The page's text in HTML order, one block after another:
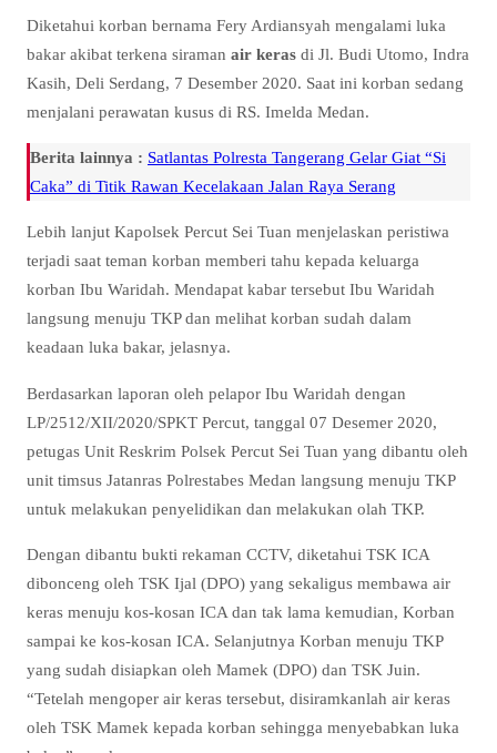
Diketahui korban bernama Fery Ardiansyah mengalami luka
bakar akibat terkena siraman air keras di Jl. Budi Utomo, Indra
Kasih, Deli Serdang, 7 Desember 2020. Saat ini korban sedang
menjalani perawatan kusus di RS. Imelda Medan.
Berita lainnya : Satlantas Polresta Tangerang Gelar Giat “Si
Caka” di Titik Rawan Kecelakaan Jalan Raya Serang
Lebih lanjut Kapolsek Percut Sei Tuan menjelaskan peristiwa
terjadi saat teman korban memberi tahu kepada keluarga
korban Ibu Waridah. Mendapat kabar tersebut Ibu Waridah
langsung menuju TKP dan melihat korban sudah dalam
keadaan luka bakar, jelasnya.
Berdasarkan laporan oleh pelapor Ibu Waridah dengan
LP/2512/XII/2020/SPKT Percut, tanggal 07 Desemer 2020,
petugas Unit Reskrim Polsek Percut Sei Tuan yang dibantu oleh
unit timsus Jatanras Polrestabes Medan langsung menuju TKP
untuk melakukan penyelidikan dan melakukan olah TKP.
Dengan dibantu bukti rekaman CCTV, diketahui TSK ICA
dibonceng oleh TSK Ijal (DPO) yang sekaligus membawa air
keras menuju kos-kosan ICA dan tak lama kemudian, Korban
sampai ke kos-kosan ICA. Selanjutnya Korban menuju TKP
yang sudah disiapkan oleh Mamek (DPO) dan TSK Juin.
“Tetelah mengoper air keras tersebut, disiramkanlah air keras
oleh TSK Mamek kepada korban sehingga menyebabkan luka